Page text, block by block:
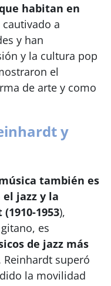
habitan en
a
y han
y la cultura pop
el
de arte y como
y
también es
jazz y la
1953),
es
de jazz más
Reinhardt superó
la movilidad